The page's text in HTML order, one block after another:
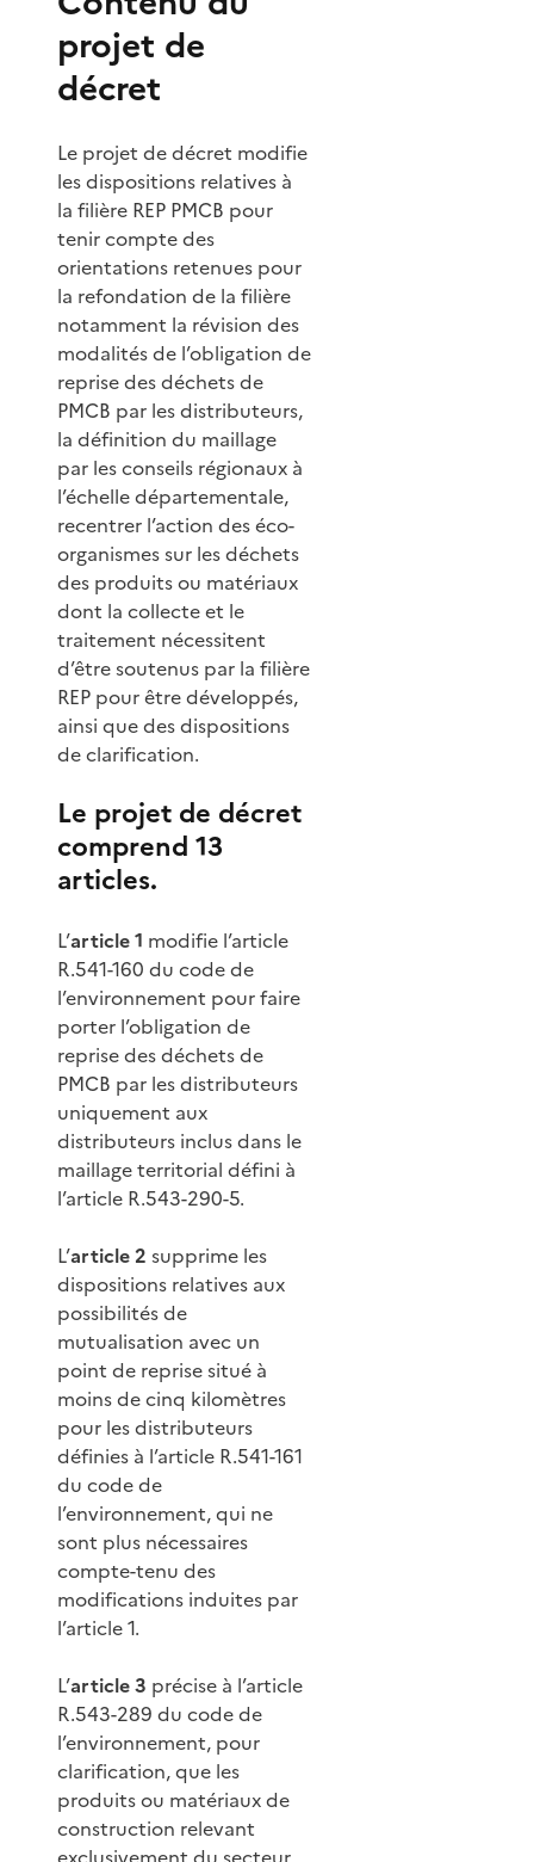
projet de
décret
Le projet de décret modifie
les dispositions relatives à
la filière REP PMCB pour
tenir compte des
orientations retenues pour
la refondation de la filière
notamment la révision des
modalités de l’obligation de
reprise des déchets de
PMCB par les distributeurs,
la définition du maillage
par les conseils régionaux à
l’échelle départementale,
recentrer l’action des éco-
organismes sur les déchets
des produits ou matériaux
dont la collecte et le
traitement nécessitent
d’être soutenus par la filière
REP pour être développés,
ainsi que des dispositions
de clarification.
Le projet de décret
comprend 13
articles.
L’article 1 modifie l’article
R.541-160 du code de
l’environnement pour faire
porter l’obligation de
reprise des déchets de
PMCB par les distributeurs
uniquement aux
distributeurs inclus dans le
maillage territorial défini à
l’article R.543-290-5.
L’article 2 supprime les
dispositions relatives aux
possibilités de
mutualisation avec un
point de reprise situé à
moins de cinq kilomètres
pour les distributeurs
définies à l’article R.541-161
du code de
l’environnement, qui ne
sont plus nécessaires
compte-tenu des
modifications induites par
l’article 1.
L’article 3 précise à l’article
R.543-289 du code de
l’environnement, pour
clarification, que les
produits ou matériaux de
construction relevant